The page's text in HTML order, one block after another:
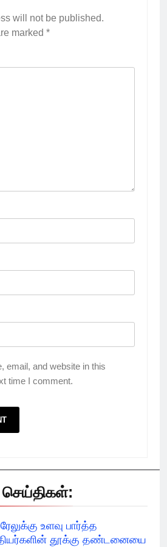
will not be published.
marked *
email, and website in this
time I comment.
உளவு பார்த்த
தூக்கு தண்டனையை